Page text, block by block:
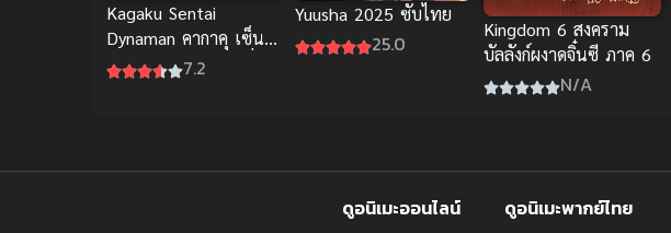
Kagaku Sentai
Dynaman คากาคุ เซ็นไท
ไดนาแมน เดอะมูฟวี่
7.2
Yuusha 2025 ซับไทย
25.0
Kingdom 6 สงคราม
บัลลังก์ผงาดจิ๋นซี ภาค 6
N/A
ดูอนิเมะออนไลน์ ดูอนิเมะพากย์ไทย